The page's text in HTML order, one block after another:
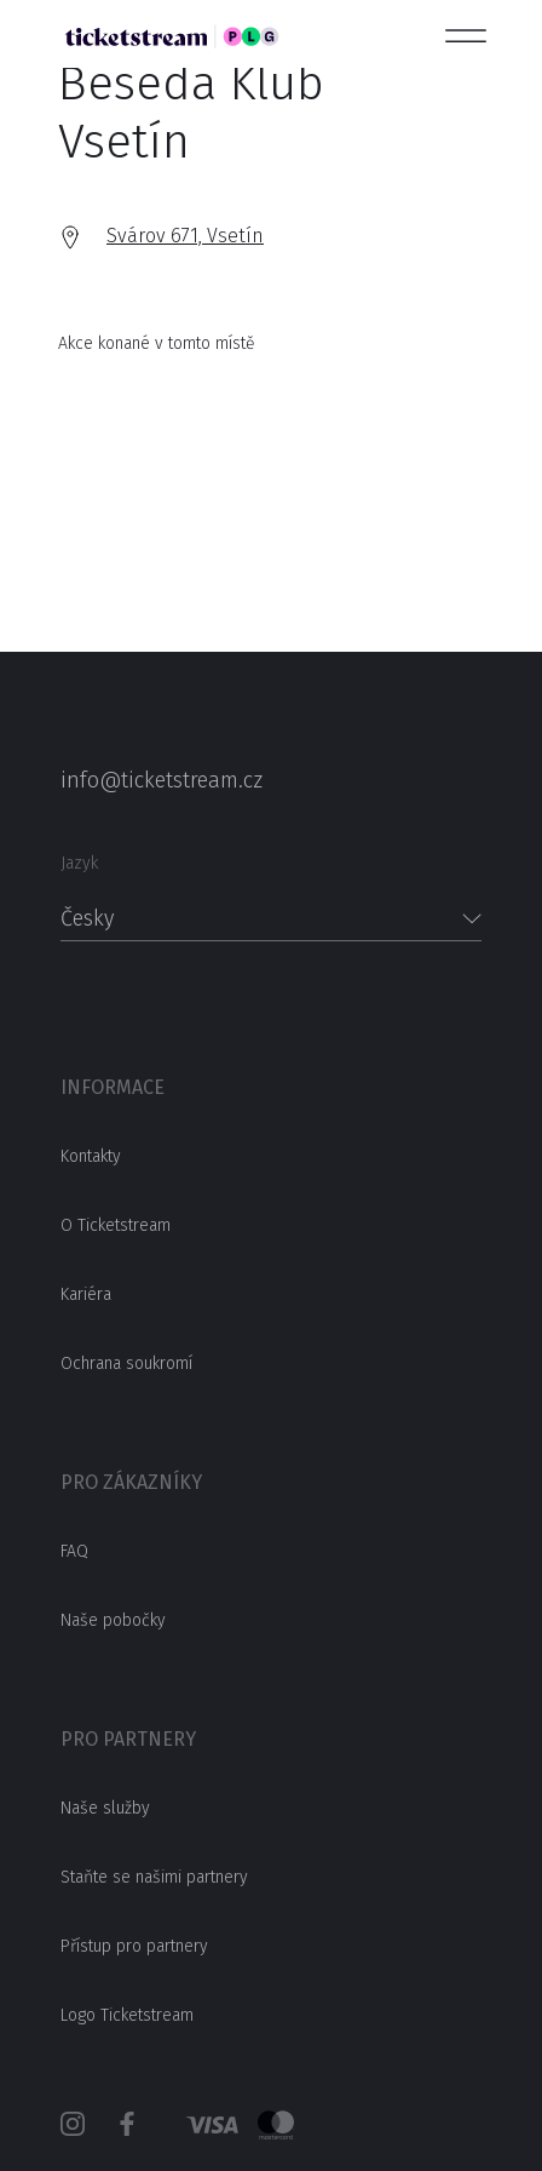
Beseda Klub
Vsetín
Svárov 671, Vsetín
Akce konané v tomto místě
info@ticketstream.cz
Jazyk
Česky
INFORMACE
Kontakty
O Ticketstream
Kariéra
Ochrana soukromí
PRO ZÁKAZNÍKY
FAQ
Naše pobočky
PRO PARTNERY
Naše služby
Staňte se našimi partnery
Přístup pro partnery
Logo Ticketstream